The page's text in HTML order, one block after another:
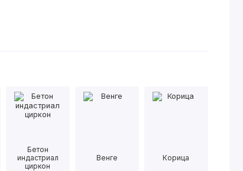
Бетон
индастриал
циркон
Венге Корица